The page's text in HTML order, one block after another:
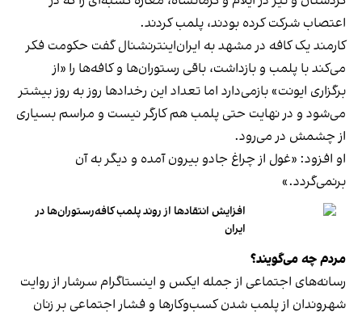
اعتصاب شرکت کرده بودند، پلمب کردند.
کارمند یک کافه در مشهد به ایران‌اینترنشنال گفت حکومت فکر
می‌کند با پلمب و بازداشت، باقی رستوران‌ها و کافه‌ها را «از
برگزاری ایونت» بازمی‌دارد اما تعداد این رخدادها روز به روز بیشتر
می‌شود و در نهایت حتی پلمب هم کارگر نیست و مراسم بسیاری
از چشمش در می‌رود.
او افزود: «غول از چراغ جادو بیرون آمده و دیگر به آن
برنمی‎‌گردد.»
افزایش انتقادها از روند پلمب کافه‌رستوران‌ها در
ایران
مردم چه می‌گویند؟
رسانه‎‌های اجتماعی از جمله ایکس و اینستاگرام سرشار از روایت
شهروندان از پلمب شدن کسب‌وکارها و فشار اجتماعی بر زنان